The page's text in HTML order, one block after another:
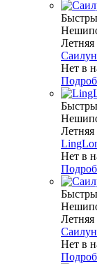
Летняя
Нет в
Летняя
Нет в
Летняя
Нет в